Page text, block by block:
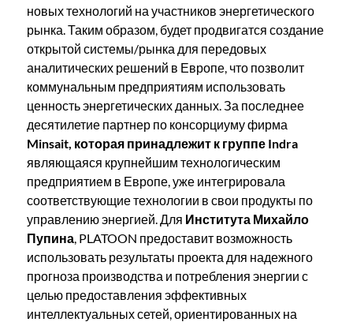
новых технологий на участников энергетического
рынка. Таким образом, будет продвигатся создание
открытой системы/рынка для передовых
аналитических решений в Европе, что позволит
коммунальным предприятиям использовать
ценность энергетических данных. За последнее
десятилетие партнер по консорциуму фирма
Minsait, которая принадлежит к группе Indra
являющаяся крупнейшим технологическим
предприятием в Европе, уже интегрировала
соответствующие технологии в свои продукты по
управлению энергией. Для Института Михайло
Пупина, PLATOON предоставит возможность
использовать результаты проекта для надежного
прогноза производства и потребления энергии с
целью предоставления эффективных
интеллектуальных сетей, ориентированных на